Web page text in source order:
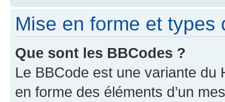
Mise en forme et types
Que sont les BBCodes ?
Le BBCode est une variante du
en forme des éléments d’un